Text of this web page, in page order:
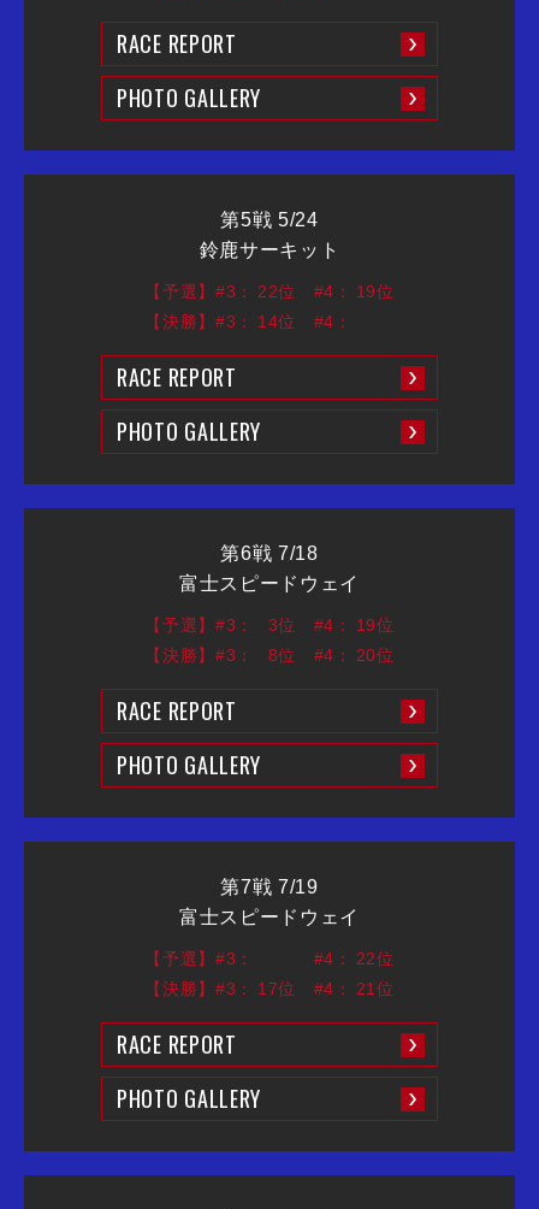
RACE REPORT
PHOTO GALLERY
第5戦 5/24
鈴鹿サーキット
【予選】#3： 22位 #4：
19位
【決勝】#3：
14位 #4：
RACE REPORT
PHOTO GALLERY
第6戦 7/18
富士スピードウェイ
【予選】#3： 3位 #4：
19位
【決勝】#3：
8位 #4： 20位
RACE REPORT
PHOTO GALLERY
第7戦 7/19
富士スピードウェイ
【予選】#3： #4：
22位
【決勝】#3：
17位 #4： 21位
RACE REPORT
PHOTO GALLERY